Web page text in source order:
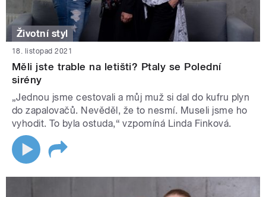
Životní styl
18. listopad 2021
Měli jste trable na letišti? Ptaly se Polední
sirény
„Jednou jsme cestovali a můj muž si dal do kufru plyn
do zapalovačů. Nevěděl, že to nesmí. Museli jsme ho
vyhodit. To byla ostuda,“ vzpomíná Linda Finková.